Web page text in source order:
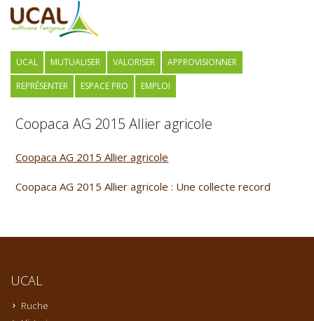
UCAL MUTUALISER VALORISER
APPROVISIONNER
REPRÉSENTER
ESPACE PRO EMPLOI
Coopaca AG 2015 Allier agricole
Coopaca AG 2015 Allier agricole
Coopaca AG 2015 Allier agricole : Une collecte record
UCAL
Ruche